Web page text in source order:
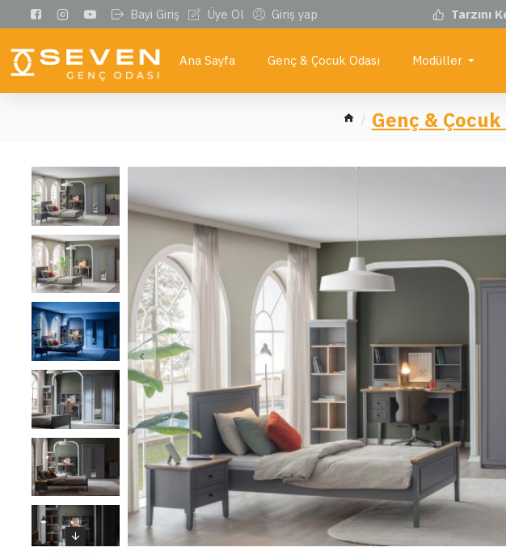
Bayi Giriş Üye Ol Giriş yap Tarzını
Ana Sayfa Genç & Çocuk Odası Modüller
Genç & Çocuk